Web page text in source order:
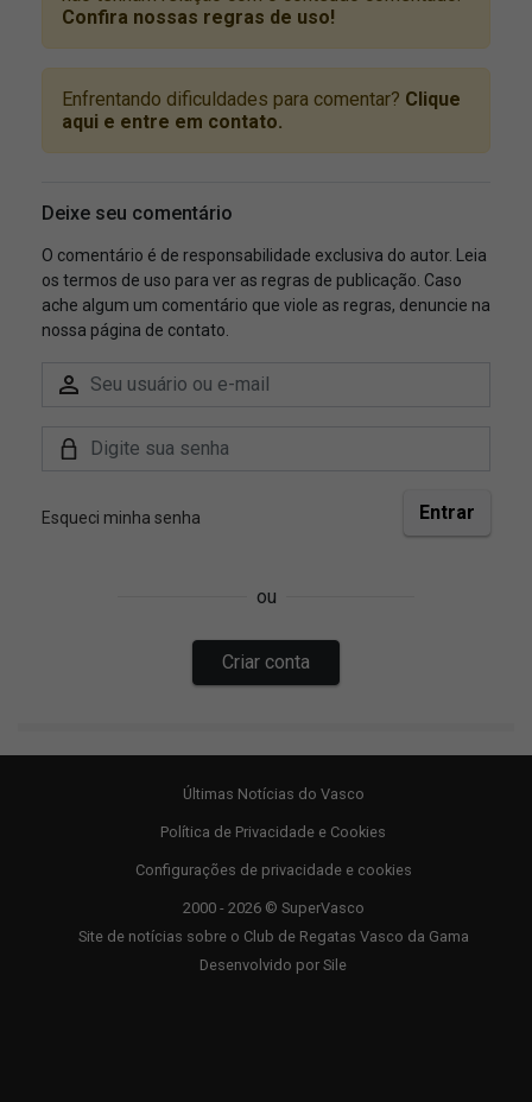
Últimas Notícias do Vasco
Política de Privacidade e Cookies
Configurações de privacidade e cookies
2000 - 2026 © SuperVasco
Site de notícias sobre o Club de Regatas Vasco da Gama
Desenvolvido por Sile